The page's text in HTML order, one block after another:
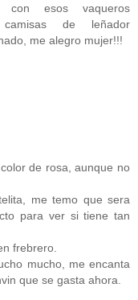
con esos vaqueros
de leñador
me alegro mujer!!!
de rosa, aunque no
me temo que sera
para ver si tiene tan
frebrero.
mucho, me encanta
que se gasta ahora.